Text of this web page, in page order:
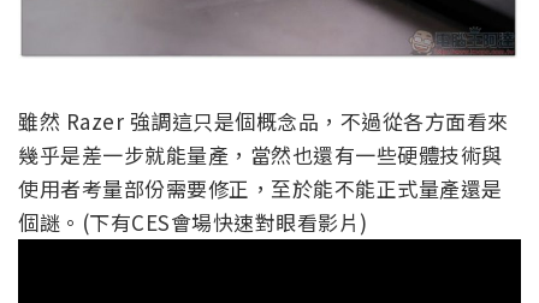
雖然 Razer 強調這只是個概念品，不過從各方面看來
幾乎是差一步就能量產，當然也還有一些硬體技術與
使用者考量部份需要修正，至於能不能正式量產還是
個謎。(下有CES會場快速對眼看影片)